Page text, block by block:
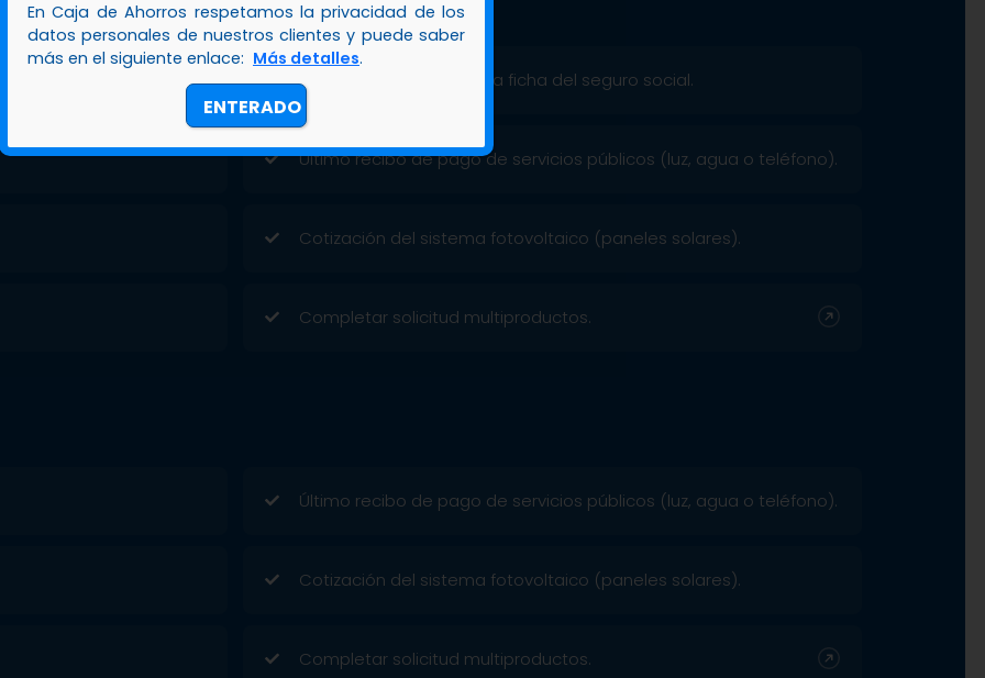
Copia de cédula y última ficha del seguro social.
Último recibo de pago de servicios públicos (luz, agua o teléfono).
Cotización del sistema fotovoltaico (paneles solares).
Completar solicitud multiproductos.
Último recibo de pago de servicios públicos (luz, agua o teléfono).
Cotización del sistema fotovoltaico (paneles solares).
Completar solicitud multiproductos.
En Caja de Ahorros respetamos la privacidad de los
datos personales de nuestros clientes y puede saber
más en el siguiente enlace: Más detalles.
ENTERADO